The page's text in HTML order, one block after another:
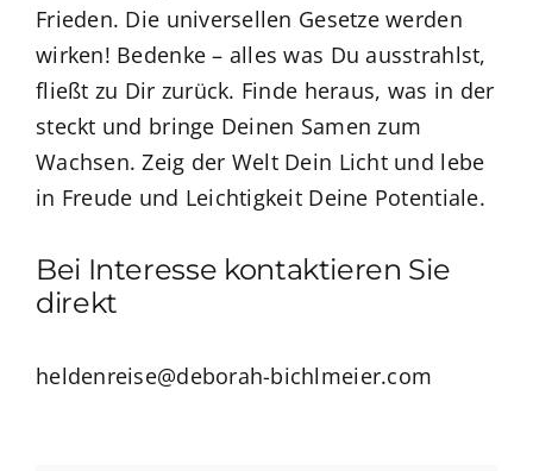
Frieden. Die universellen Gesetze werden
wirken! Bedenke – alles was Du ausstrahlst,
fließt zu Dir zurück. Finde heraus, was in der
steckt und bringe Deinen Samen zum
Wachsen. Zeig der Welt Dein Licht und lebe
in Freude und Leichtigkeit Deine Potentiale.
Bei Interesse kontaktieren Sie
direkt
heldenreise@deborah-bichlmeier.com